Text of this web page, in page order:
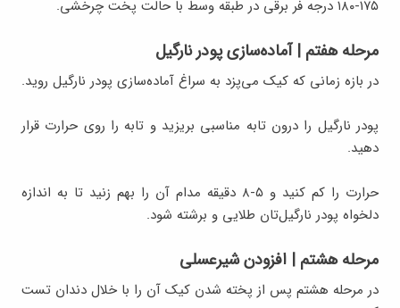
۱۷۵-۱۸۰ درجه فر برقی در طبقه وسط با حالت پخت چرخشی.
مرحله هفتم | آماده‌سازی پودر نارگیل
در بازه زمانی که کیک می‌پزد به سراغ آماده‌سازی پودر نارگیل روید.
پودر نارگیل را درون تابه مناسبی بریزید و تابه را روی حرارت قرار
دهید.
حرارت را کم کنید و ۵-۸ دقیقه مدام آن را بهم زنید تا به اندازه
دلخواه پودر نارگیل‌تان طلایی و برشته شود.
مرحله هشتم | افزودن شیرعسلی
در مرحله هشتم پس از پخته شدن کیک آن را با خلال دندان تست